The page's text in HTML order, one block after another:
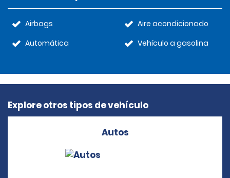
Airbags
Automática
Aire acondicionado
Vehículo a gasolina
Explore otros tipos de vehículo
Autos